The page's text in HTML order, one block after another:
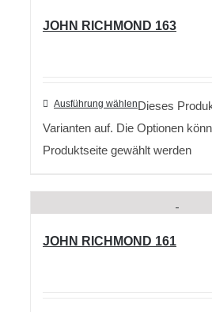
JOHN RICHMOND 163
Ausführung wählenDieses
Varianten auf. Die Optionen
Produktseite gewählt werden
JOHN RICHMOND 161